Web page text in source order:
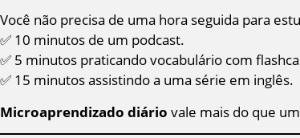
Você não precisa de uma hora seguida para
✅ 10 minutos de um podcast.
✅ 5 minutos praticando vocabulário com
✅ 15 minutos assistindo a uma série em inglês.
Microaprendizado diário vale mais do que